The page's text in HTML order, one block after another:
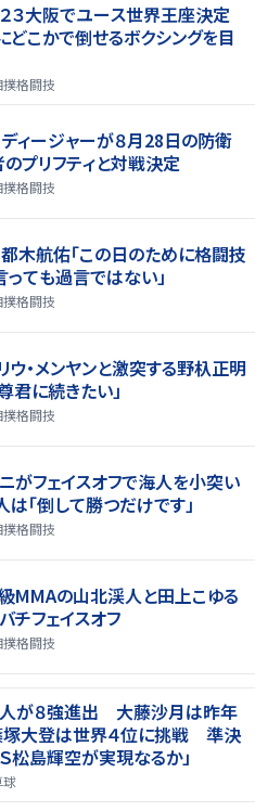
２３大阪でユース世界王座決定
こかで倒せるボクシングを目
撲格闘技
ディージャーが８月28日の防衛
プリフティと対戦決定
撲格闘技
都木航佑「この日のために格闘技
っても過言ではない」
撲格闘技
ウ・メンヤンと激突する野杁正明
君に続きたい」
撲格闘技
ニがフェイスオフで海人を小突い
「倒して勝つだけです」
撲格闘技
級MMAの山北渓人と田上こゆる
チフェイスオフ
撲格闘技
人が８強進出 大藤沙月は昨年
塚大登は世界４位に挑戦 準決
松島輝空が実現なるか」
球